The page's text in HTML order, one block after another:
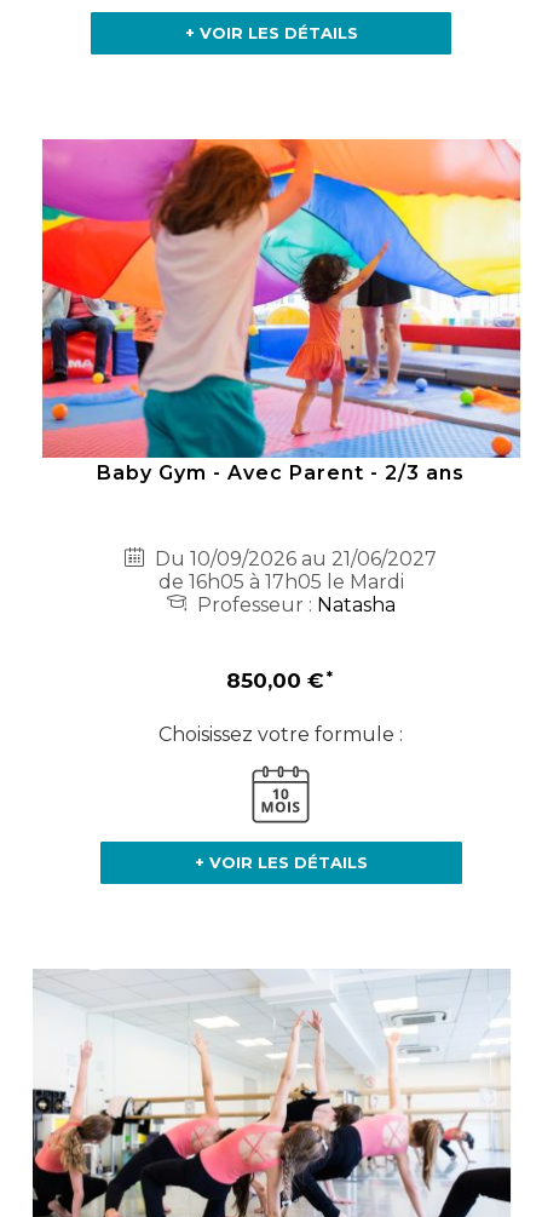
+ VOIR LES DÉTAILS
Baby Gym - Avec Parent - 2/3 ans
Du 10/09/2026 au 21/06/2027
de 16h05 à 17h05 le Mardi
Professeur : Natasha
850,00 €
Choisissez votre formule :
+ VOIR LES DÉTAILS